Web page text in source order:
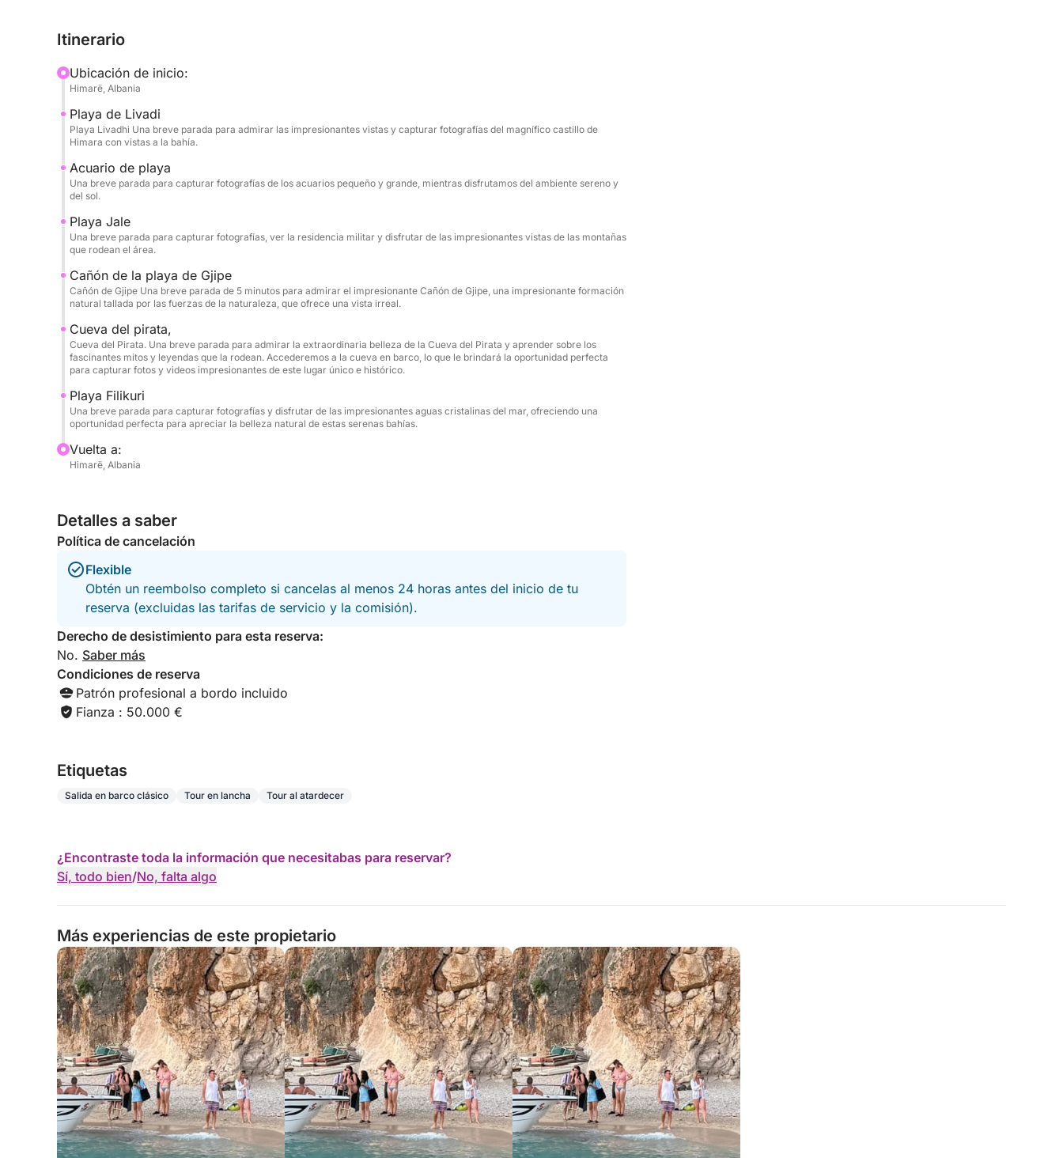
tendrás tiempo para relajarte y disfrutar de cada parada. El itinerario está cuidadosamente
paradas memorables en la bahía de Cristal, la cueva secreta, la cueva de la Paloma y la playa
de Alevra. Se proporcionan máscaras de snorkel y agua embotellada, así que llega listo para
disfrutar.
Teodoro y la legendaria Cueva del Pirata en barco, deslizándose por estas cámaras naturales
para experimentar su magnitud, color y atmósfera desde el agua. Es una perspectiva única
Trae protector solar, sombrero y toalla, y deja que la Riviera se encargue del resto. Esta es una
escapada de lujo al mar: sencilla, hermosa y diseñada para la pura felicidad del verano.
Itinerario
Ubicación de inicio:
Himarë, Albania
Playa de Livadi
Playa Livadhi Una breve parada para admirar las impresionantes vistas y capturar fotografías del magnífico castillo de
Himara con vistas a la bahía.
Acuario de playa
Una breve parada para capturar fotografías de los acuarios pequeño y grande, mientras disfrutamos del ambiente sereno y
del sol.
Playa Jale
Una breve parada para capturar fotografías, ver la residencia militar y disfrutar de las impresionantes vistas de las montañas
que rodean el área.
Cañón de la playa de Gjipe
Cañón de Gjipe Una breve parada de 5 minutos para admirar el impresionante Cañón de Gjipe, una impresionante formación
natural tallada por las fuerzas de la naturaleza, que ofrece una vista irreal.
Cueva del pirata,
Cueva del Pirata. Una breve parada para admirar la extraordinaria belleza de la Cueva del Pirata y aprender sobre los
fascinantes mitos y leyendas que la rodean. Accederemos a la cueva en barco, lo que le brindará la oportunidad perfecta
para capturar fotos y videos impresionantes de este lugar único e histórico.
Playa Filikuri
Una breve parada para capturar fotografías y disfrutar de las impresionantes aguas cristalinas del mar, ofreciendo una
oportunidad perfecta para apreciar la belleza natural de estas serenas bahías.
Vuelta a:
Himarë, Albania
Detalles a saber
Política de cancelación
Flexible
Obtén un reembolso completo si cancelas al menos 24 horas antes del inicio de tu
reserva (excluidas las tarifas de servicio y la comisión).
Derecho de desistimiento para esta reserva:
No. Saber más
Condiciones de reserva
Patrón profesional a bordo incluido
Fianza : 50.000 €
Etiquetas
Salida en barco clásico Tour en lancha Tour al atardecer
¿Encontraste toda la información que necesitabas para reservar?
Sí, todo bien/No, falta algo
Más experiencias de este propietario